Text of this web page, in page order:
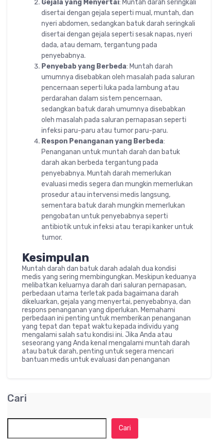
Gejala yang Menyertai: Muntah darah seringkali
disertai dengan gejala seperti mual, muntah, dan
nyeri abdomen, sedangkan batuk darah seringkali
disertai dengan gejala seperti sesak napas, nyeri
dada, atau demam, tergantung pada
penyebabnya.
Penyebab yang Berbeda: Muntah darah
umumnya disebabkan oleh masalah pada saluran
pencernaan seperti luka pada lambung atau
perdarahan dalam sistem pencernaan,
sedangkan batuk darah umumnya disebabkan
oleh masalah pada saluran pernapasan seperti
infeksi paru-paru atau tumor paru-paru.
Respon Penanganan yang Berbeda:
Penanganan untuk muntah darah dan batuk
darah akan berbeda tergantung pada
penyebabnya. Muntah darah memerlukan
evaluasi medis segera dan mungkin memerlukan
prosedur atau intervensi medis langsung,
sementara batuk darah mungkin memerlukan
pengobatan untuk penyebabnya seperti
antibiotik untuk infeksi atau terapi kanker untuk
tumor.
Kesimpulan
Muntah darah dan batuk darah adalah dua kondisi
medis yang sering membingungkan. Meskipun keduanya
melibatkan keluarnya darah dari saluran pernapasan,
perbedaan utama terletak pada bagaimana darah
dikeluarkan, gejala yang menyertai, penyebabnya, dan
respons penanganan yang diperlukan. Memahami
perbedaan ini penting untuk memberikan penanganan
yang tepat dan tepat waktu kepada individu yang
mengalami salah satu kondisi ini. Jika Anda atau
seseorang yang Anda kenal mengalami muntah darah
atau batuk darah, penting untuk segera mencari
bantuan medis untuk evaluasi dan penanganan
Cari
Cari